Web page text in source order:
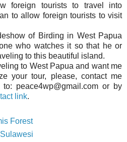
foreign tourists to travel into
to allow foreign tourists to visit
of Birding in West Papua
who watches it so that he or
to this beautiful island.
to West Papua and want me
your tour, please, contact me
peace4wp@gmail.com or by
link.
Forest